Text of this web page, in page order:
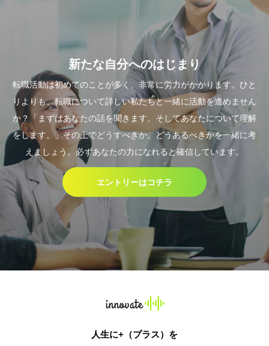
新たな自分へのはじまり
転職活動は初めてのことが多く、非常に労力がかかります。ひと
りよりも、転職について詳しい私たちと一緒に活動を進めません
か？「まずはあなたの話を聞きます。そしてあなたについて理解
をします。」その上でどうすべきか。どうあるべきかを一緒に考
えましょう。必ずあなたの力になれると確信しています。
エントリーはコチラ
人生に+（プラス）を